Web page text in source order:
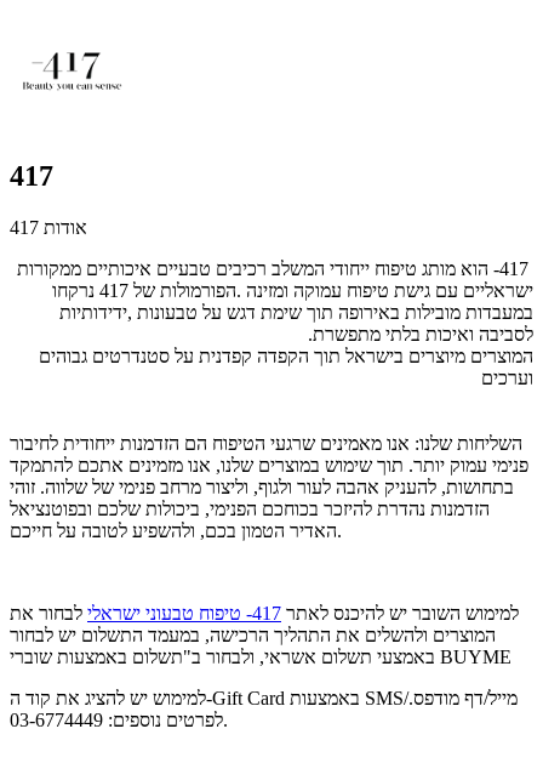
417
אודות 417
417- הוא מותג טיפוח ייחודי המשלב רכיבים טבעיים איכותיים ממקורות
ישראליים עם גישת טיפוח עמוקה ומזינה .
הפורמולות של 417 נרקחו
במעבדות מובילות באירופה תוך שימת דגש על טבעונות ,ידידותיות
לסביבה ואיכות בלתי מתפשרת.
המוצרים מיוצרים בישראל תוך הקפדה קפדנית על סטנדרטים גבוהים
וערכים
השליחות שלנו: אנו מאמינים שרגעי הטיפוח הם הזדמנות ייחודית לחיבור
פנימי עמוק יותר. תוך שימוש במוצרים שלנו, אנו מזמינים אתכם להתמקד
בתחושות, להעניק אהבה לעור ולגוף, וליצור מרחב פנימי של שלווה. זוהי
הזדמנות נהדרת להיזכר בכוחכם הפנימי, ביכולות שלכם ובפוטנציאל
האדיר הטמון בכם, ולהשפיע לטובה על חייכם.
למימוש השובר יש להיכנס לאתר 417- טיפוח טבעוני ישראלי
לבחור את
המוצרים ולהשלים את התהליך הרכישה, במעמד התשלום יש לבחור
באמצעי תשלום אשראי, ולבחור ב"תשלום באמצעות שוברי BUYME
למימוש יש להציג את קוד ה-Gift Card באמצעות SMS/מייל/דף מודפס.
לפרטים נוספים: 03-6774449.